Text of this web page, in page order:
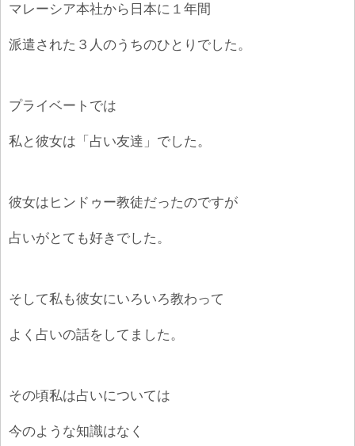
マレーシア本社から日本に１年間
派遣された３人のうちのひとりでした。
プライベートでは
私と彼女は「占い友達」でした。
彼女はヒンドゥー教徒だったのですが
占いがとても好きでした。
そして私も彼女にいろいろ教わって
よく占いの話をしてました。
その頃私は占いについては
今のような知識はなく